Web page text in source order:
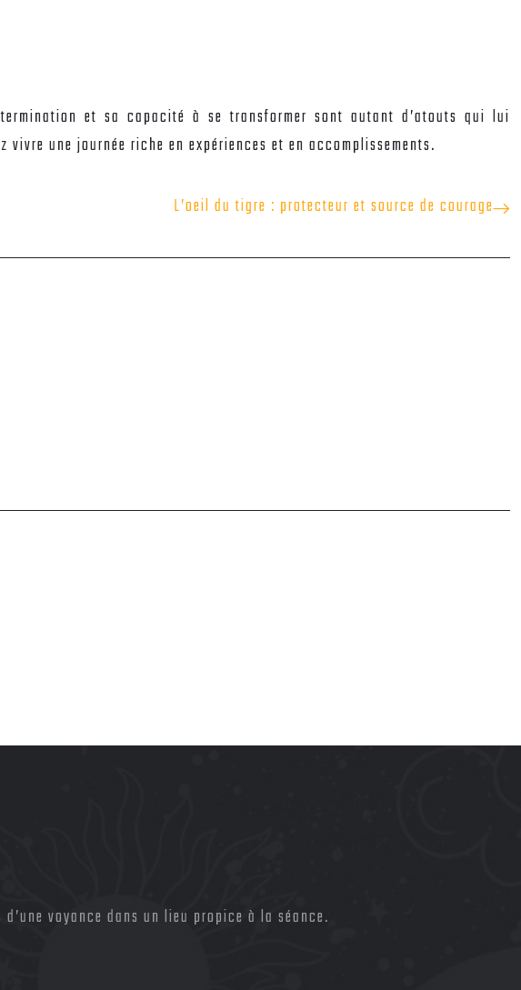
et sa capacité à se transformer sont autant d’atouts qui lui
une journée riche en expériences et en accomplissements.
L’oeil du tigre : protecteur et source de courage
voyance dans un lieu propice à la séance.